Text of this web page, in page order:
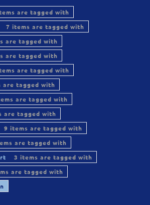
are tagged with
7 items are tagged with
are tagged with
are tagged with
are tagged with
are tagged with
are tagged with
are tagged with
9 items are tagged with
are tagged with
3 items are tagged with
are tagged with